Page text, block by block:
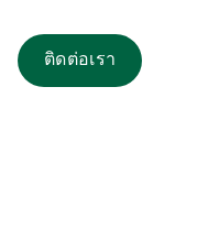
ติดต่อเรา